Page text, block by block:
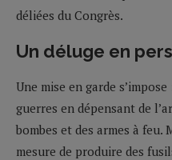
déliées du Congrès.
Un déluge en
Une mise en garde
guerres en dépensant de
bombes et des armes à feu.
mesure de produire des